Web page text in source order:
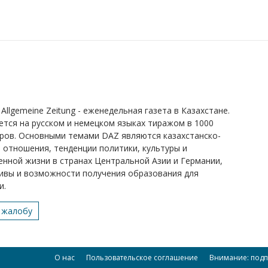
Zeitung - еженедельная газета в Казахстане.
на русском и немецком языках тиражом в 1000
Основными темами DAZ являются казахстанско-
отношения, тенденции политики, культуры и
жизни в странах Центральной Азии и Германии,
и возможности получения образования для
О нас Пользовательское соглашение Внимание: